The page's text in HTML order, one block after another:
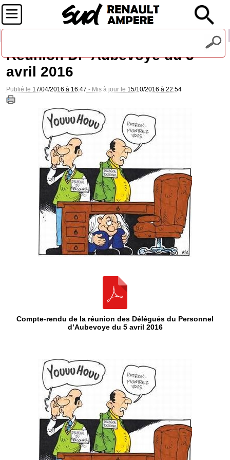
Réunion DP Aubevoye du 5
avril 2016
Publié le 17/04/2016 à 16:47 - Mis à jour le 15/10/2016 à 22:54
Compte-rendu de la réunion des Délégués du Personnel
d’Aubevoye du 5 avril 2016